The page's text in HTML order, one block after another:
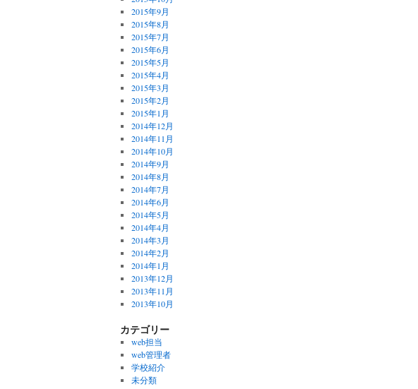
2015年9月
2015年8月
2015年7月
2015年6月
2015年5月
2015年4月
2015年3月
2015年2月
2015年1月
2014年12月
2014年11月
2014年10月
2014年9月
2014年8月
2014年7月
2014年6月
2014年5月
2014年4月
2014年3月
2014年2月
2014年1月
2013年12月
2013年11月
2013年10月
カテゴリー
web担当
web管理者
学校紹介
未分類